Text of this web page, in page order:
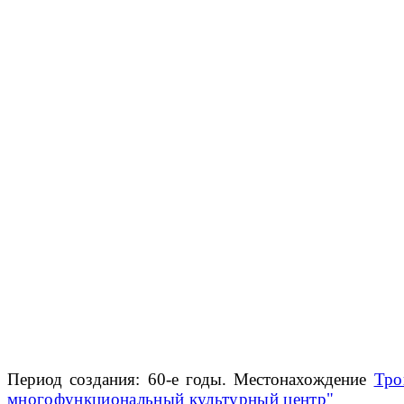
Период создания: 60-е годы. Местонахождение
многофункциональный культурный центр"